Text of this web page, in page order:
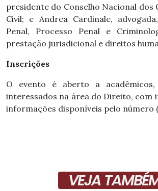
presidente do Conselho Nacional dos
Civil; e Andrea Cardinale,
Penal, Processo Penal e
prestação jurisdicional e direitos
Inscrições
O evento é aberto a
interessados na área do Direito, com
informações disponíveis pelo número
VEJA